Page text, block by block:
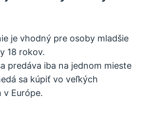
je vhodný pre osoby mladšie
18 rokov.
predáva iba na jednom mieste
sa kúpiť vo veľkých
v Európe.